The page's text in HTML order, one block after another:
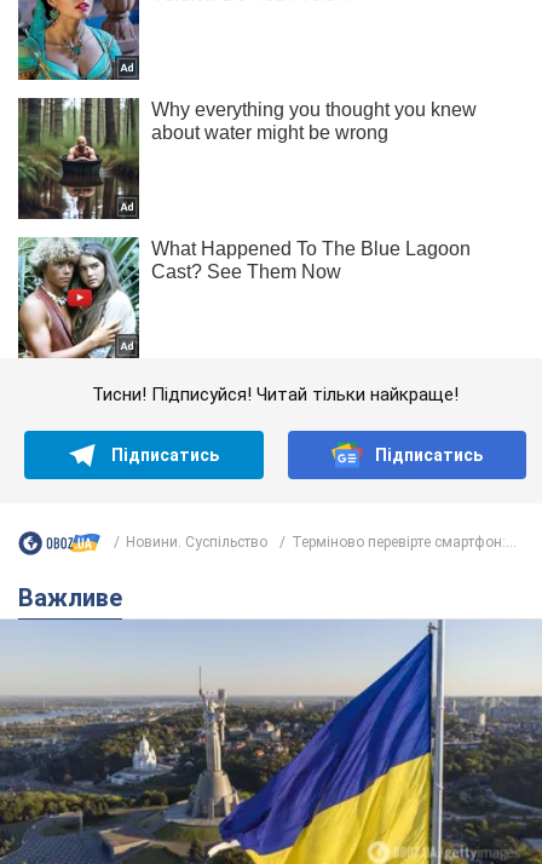
Тисни! Підписуйся! Читай тільки найкраще!
Підписатись Підписатись
Новини. Суспільство Терміново перевірте смартфон:...
Важливе